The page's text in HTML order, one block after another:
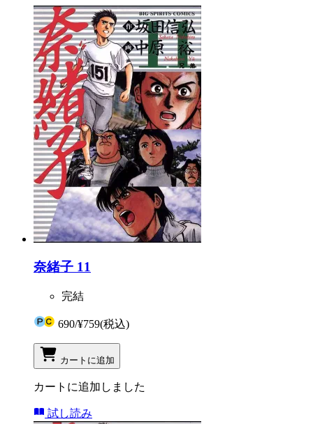
奈緒子 11
完結
690/¥759(税込)
カートに追加
カートに追加しました
試し読み